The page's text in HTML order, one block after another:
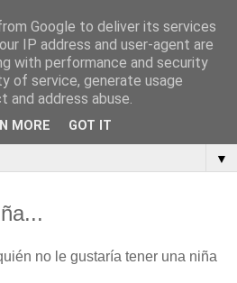
▼
no le gustaría tener una niña
Google to deliver its services
IP address and user-agent are
with performance and security
of service, generate usage
address abuse.
MORE GOT IT